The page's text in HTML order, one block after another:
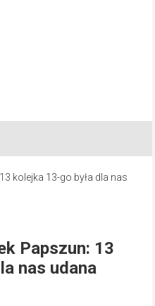
Papszun: 13
nas udana